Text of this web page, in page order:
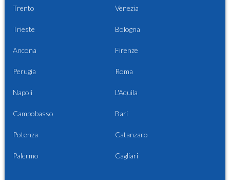
Trento Venezia
Trieste Bologna
Ancona Firenze
Perugia Roma
Napoli L'Aquila
Campobasso Bari
Potenza Catanzaro
Palermo Cagliari